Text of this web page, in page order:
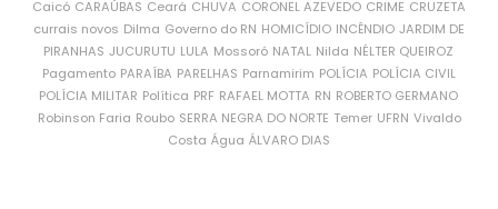
Caicó CARAÚBAS Ceará CHUVA CORONEL AZEVEDO CRIME CRUZETA
currais novos Dilma Governo do RN HOMICÍDIO INCÊNDIO JARDIM DE
PIRANHAS JUCURUTU LULA Mossoró NATAL Nilda NÉLTER QUEIROZ
Pagamento PARAÍBA PARELHAS Parnamirim POLÍCIA POLÍCIA CIVIL
POLÍCIA MILITAR Política PRF RAFAEL MOTTA RN ROBERTO GERMANO
Robinson Faria Roubo SERRA NEGRA DO NORTE Temer UFRN Vivaldo
Costa Água ÁLVARO DIAS